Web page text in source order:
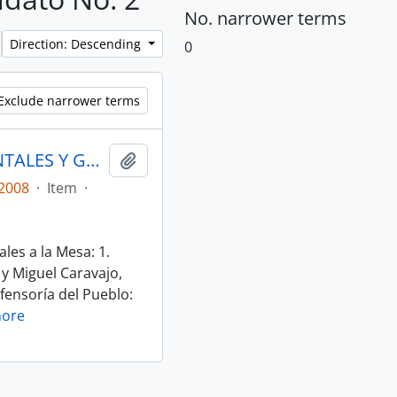
Direction: Descending
narrower terms
ACTAS MESA 1 DERECHOS FUNDAMENTALES Y GARANTIAS CONSTITUCIONALES
· Item ·
a la Mesa: 1.
Miguel Caravajo,
del Pueblo:
No. narrower terms
0